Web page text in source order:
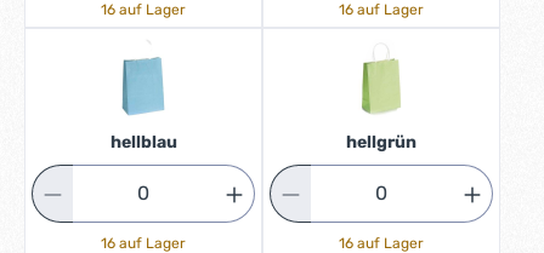
16 auf Lager 16 auf Lager
hellblau
16 auf Lager
hellgrün
16 auf Lager